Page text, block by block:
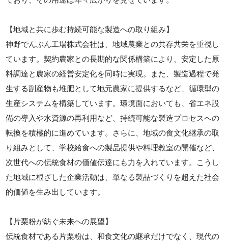
【地域と共に歩む持続可能な製造への取り組み】
神野でんぷん工場株式会社は、地域農業との共存共栄を重視し
ています。契約農家との長期的な関係構築により、安定した原
料調達と農家の経営安定化を同時に実現。また、製造過程で発
生する副産物も堆肥として地元農家に提供するなど、循環型の
生産システムを構築しています。環境面においても、省エネ設
備の導入や水資源の再利用など、持続可能な製造プロセスへの
転換を積極的に進めています。さらに、地域の食文化継承の取
り組みとして、学校給食への製品提供や料理教室の開催など、
次世代への伝統食材の価値伝達にも力を入れています。こうし
た地域に根ざした企業活動は、単なる製品づくりを超えた社会
的価値を生み出しています。
【片栗粉が紡ぐ未来への展望】
伝統食材である片栗粉は、和食文化の継承だけでなく、現代の